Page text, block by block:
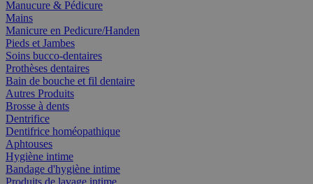
Manucure & Pédicure
Mains
Manicure en Pedicure/Handen
Pieds et Jambes
Soins bucco-dentaires
Prothèses dentaires
Bain de bouche et fil dentaire
Autres Produits
Brosse à dents
Dentrifice
Dentifrice homéopathique
Aphtouses
Hygiène intime
Bandage d'hygiène intime
Produits de lavage intime